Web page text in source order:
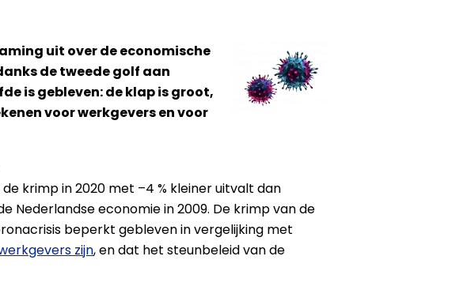
uit over de economische
de tweede golf aan
is gebleven: de klap is groot,
voor werkgevers en voor
krimp in 2020 met –4 % kleiner uitvalt dan
Nederlandse economie in 2009. De krimp van de
beperkt gebleven in vergelijking met
zijn, en dat het steunbeleid van de